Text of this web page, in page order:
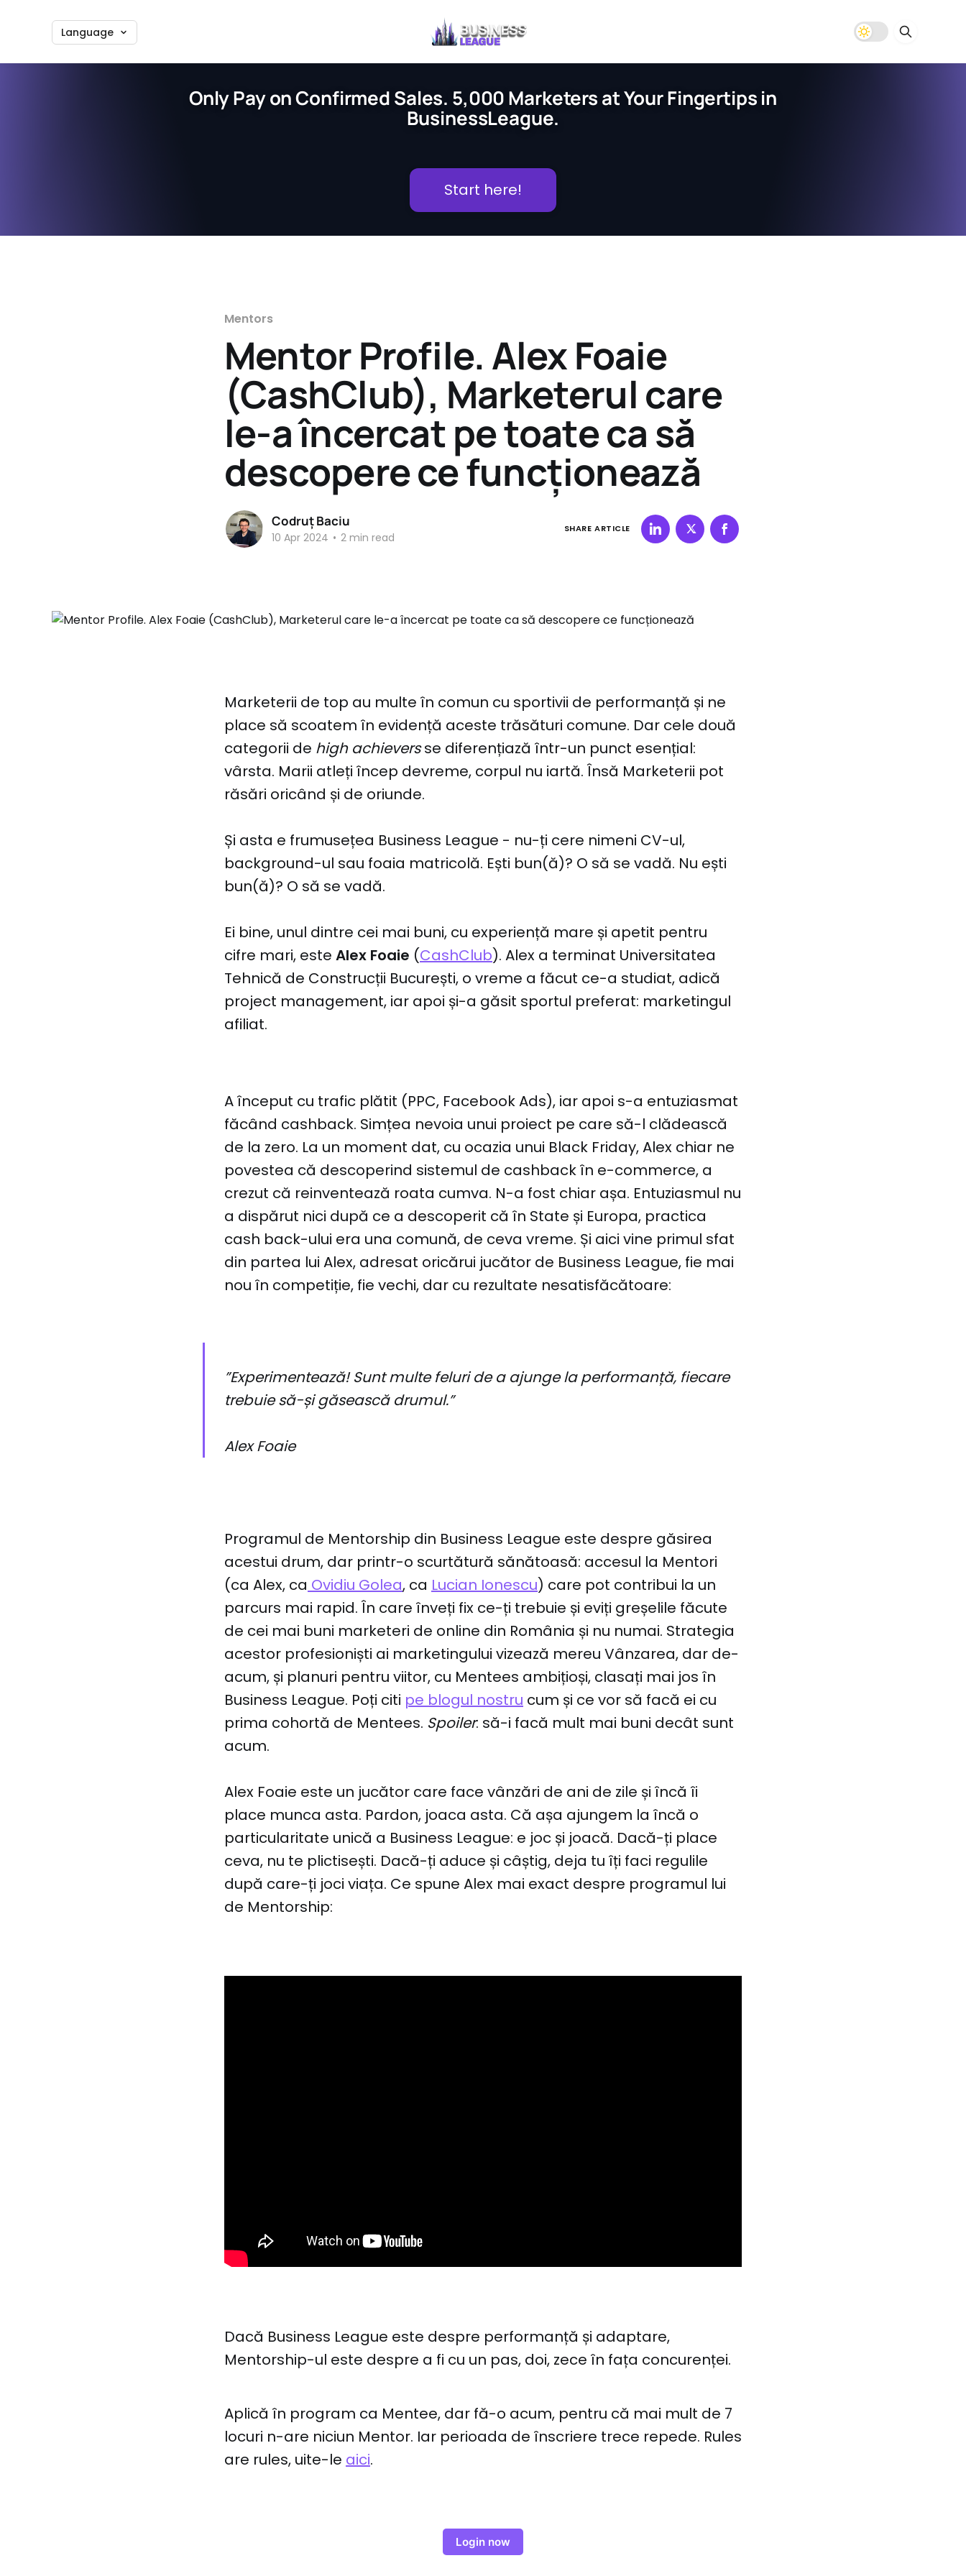
Language
Only Pay on Confirmed Sales. 5,000 Marketers at Your Fingertips in
BusinessLeague.
Start here!
Mentors
Mentor Profile. Alex Foaie
(CashClub), Marketerul care
le-a încercat pe toate ca să
descopere ce funcționează
Codruț Baciu
10 Apr 2024 • 2 min read
SHARE ARTICLE
Marketerii de top au multe în comun cu sportivii de performanță și ne
place să scoatem în evidență aceste trăsături comune. Dar cele două
categorii de high achieversse diferențiază într-un punct esențial:
vârsta. Marii atleți încep devreme, corpul nu iartă. Însă Marketerii pot
răsări oricând și de oriunde.
Și asta e frumusețea Business League - nu-ți cere nimeni CV-ul,
background-ul sau foaia matricolă. Ești bun(ă)? O să se vadă. Nu ești
bun(ă)? O să se vadă.
Ei bine, unul dintre cei mai buni, cu experiență mare și apetit pentru
cifre mari, este Alex Foaie (CashClub). Alex a terminat Universitatea
Tehnică de Construcții București, o vreme a făcut ce-a studiat, adică
project management, iar apoi și-a găsit sportul preferat: marketingul
afiliat.
A început cu trafic plătit (PPC, Facebook Ads), iar apoi s-a entuziasmat
făcând cashback. Simțea nevoia unui proiect pe care să-l clădească
de la zero. La un moment dat, cu ocazia unui Black Friday, Alex chiar ne
povestea că descoperind sistemul de cashback în e-commerce, a
crezut că reinventează roata cumva. N-a fost chiar așa. Entuziasmul nu
a dispărut nici după ce a descoperit că în State și Europa, practica
cash back-ului era una comună, de ceva vreme. Și aici vine primul sfat
din partea lui Alex, adresat oricărui jucător de Business League, fie mai
nou în competiție, fie vechi, dar cu rezultate nesatisfăcătoare:
”Experimentează! Sunt multe feluri de a ajunge la performanță, fiecare
trebuie să-și găsească drumul.”
Alex Foaie
Programul de Mentorship din Business League este despre găsirea
acestui drum, dar printr-o scurtătură sănătoasă: accesul la Mentori
(ca Alex, ca Ovidiu Golea, ca Lucian Ionescu) care pot contribui la un
parcurs mai rapid. În care înveți fix ce-ți trebuie și eviți greșelile făcute
de cei mai buni marketeri de online din România și nu numai. Strategia
acestor profesioniști ai marketingului vizează mereu Vânzarea, dar de-
acum, și planuri pentru viitor, cu Mentees ambițioși, clasați mai jos în
Business League. Poți citi pe blogul nostru cum și ce vor să facă ei cu
prima cohortă de Mentees. Spoiler: să-i facă mult mai buni decât sunt
acum.
Alex Foaie este un jucător care face vânzări de ani de zile și încă îi
place munca asta. Pardon, joaca asta. Că așa ajungem la încă o
particularitate unică a Business League: e joc și joacă. Dacă-ți place
ceva, nu te plictisești. Dacă-ți aduce și câștig, deja tu îți faci regulile
după care-ți joci viața. Ce spune Alex mai exact despre programul lui
de Mentorship:
Dacă Business League este despre performanță și adaptare,
Mentorship-ul este despre a fi cu un pas, doi, zece în fața concurenței.
Aplică în program ca Mentee, dar fă-o acum, pentru că mai mult de 7
locuri n-are niciun Mentor. Iar perioada de înscriere trece repede. Rules
are rules, uite-le aici.
Login now